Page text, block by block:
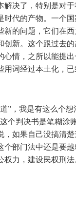
解决了，特别是对
时代的产物。一个
新的问题，它们在
新。这个跟过去
情，之所以能提
词经过本土化，
”，我是有这么个
个判决书是笔糊涂
，如果自己没搞清
个部门法中还是要
力，建设民权刑法